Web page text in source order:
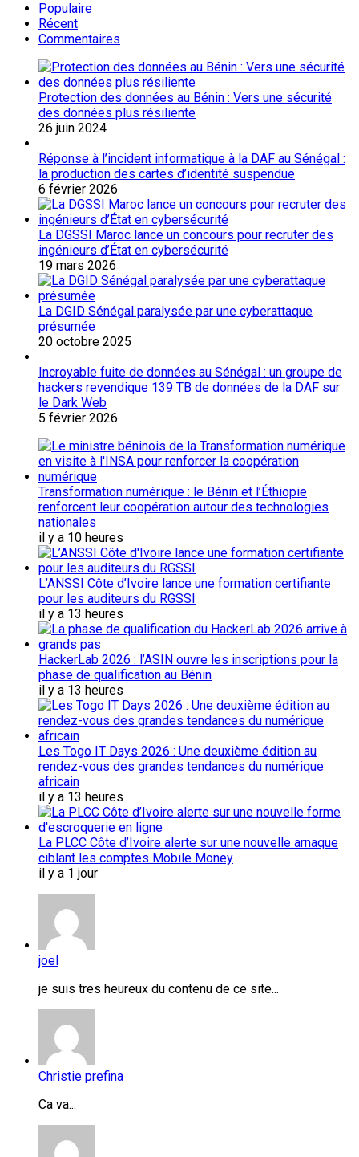
Populaire
Récent
Commentaires
Protection des données au Bénin : Vers une sécurité
des données plus résiliente
26 juin 2024
Réponse à l’incident informatique à la DAF au Sénégal :
la production des cartes d’identité suspendue
6 février 2026
La DGSSI Maroc lance un concours pour recruter des
ingénieurs d’État en cybersécurité
19 mars 2026
La DGID Sénégal paralysée par une cyberattaque
présumée
20 octobre 2025
Incroyable fuite de données au Sénégal : un groupe de
hackers revendique 139 TB de données de la DAF sur
le Dark Web
5 février 2026
Transformation numérique : le Bénin et l’Éthiopie
renforcent leur coopération autour des technologies
nationales
il y a 10 heures
L’ANSSI Côte d’Ivoire lance une formation certifiante
pour les auditeurs du RGSSI
il y a 13 heures
HackerLab 2026 : l’ASIN ouvre les inscriptions pour la
phase de qualification au Bénin
il y a 13 heures
Les Togo IT Days 2026 : Une deuxième édition au
rendez-vous des grandes tendances du numérique
africain
il y a 13 heures
La PLCC Côte d’Ivoire alerte sur une nouvelle arnaque
ciblant les comptes Mobile Money
il y a 1 jour
joel
je suis tres heureux du contenu de ce site...
Christie prefina
Ca va...